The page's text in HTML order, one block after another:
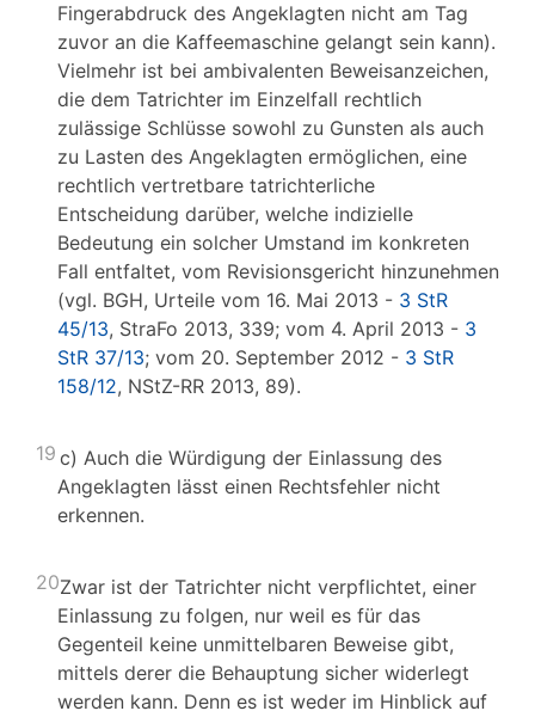
Fingerabdruck des Angeklagten nicht am Tag
zuvor an die Kaffeemaschine gelangt sein kann).
Vielmehr ist bei ambivalenten Beweisanzeichen,
die dem Tatrichter im Einzelfall rechtlich
zulässige Schlüsse sowohl zu Gunsten als auch
zu Lasten des Angeklagten ermöglichen, eine
rechtlich vertretbare tatrichterliche
Entscheidung darüber, welche indizielle
Bedeutung ein solcher Umstand im konkreten
Fall entfaltet, vom Revisionsgericht hinzunehmen
(vgl. BGH, Urteile vom 16. Mai 2013 - 3 StR
45/13, StraFo 2013, 339; vom 4. April 2013 - 3
StR 37/13; vom 20. September 2012 - 3 StR
158/12, NStZ-RR 2013, 89).
19 c) Auch die Würdigung der Einlassung des
Angeklagten lässt einen Rechtsfehler nicht
erkennen.
20Zwar ist der Tatrichter nicht verpflichtet, einer
Einlassung zu folgen, nur weil es für das
Gegenteil keine unmittelbaren Beweise gibt,
mittels derer die Behauptung sicher widerlegt
werden kann. Denn es ist weder im Hinblick auf